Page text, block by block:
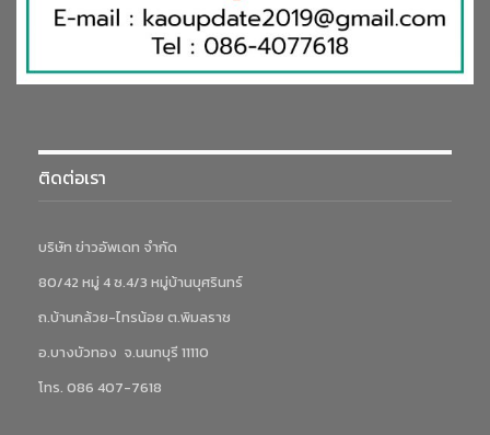
ติดต่อเรา
บริษัท ข่าวอัพเดท จำกัด
80/42 หมู่ 4 ซ.4/3 หมู่บ้านบุศรินทร์
ถ.บ้านกล้วย-ไทรน้อย ต.พิมลราช
อ.บางบัวทอง จ.นนทบุรี 11110
โทร. 086 407-7618